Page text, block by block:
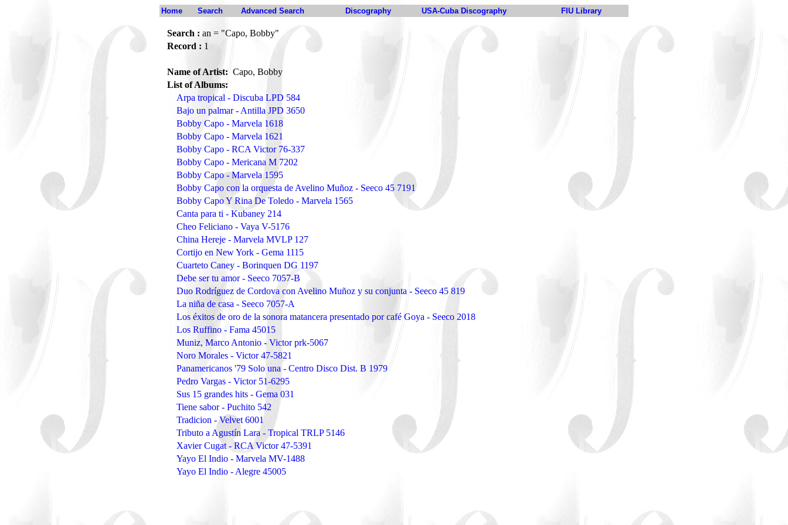
Home Search Advanced Search Discography USA-Cuba Discography FIU Library
Search : an = "Capo, Bobby"
Record : 1
Name of Artist:Capo, Bobby
List of Albums:
Arpa tropical - Discuba LPD 584
Bajo un palmar - Antilla JPD 3650
Bobby Capo - Marvela 1618
Bobby Capo - Marvela 1621
Bobby Capo - RCA Victor 76-337
Bobby Capo - Mericana M 7202
Bobby Capo - Marvela 1595
Bobby Capo con la orquesta de Avelino Muñoz - Seeco 45 7191
Bobby Capo Y Rina De Toledo - Marvela 1565
Canta para ti - Kubaney 214
Cheo Feliciano - Vaya V-5176
China Hereje - Marvela MVLP 127
Cortijo en New York - Gema 1115
Cuarteto Caney - Borinquen DG 1197
Debe ser tu amor - Seeco 7057-B
Duo Rodríguez de Cordova con Avelino Muñoz y su conjunta - Seeco 45 819
La niña de casa - Seeco 7057-A
Los éxitos de oro de la sonora matancera presentado por café Goya - Seeco 2018
Los Ruffino - Fama 45015
Muniz, Marco Antonio - Victor prk-5067
Noro Morales - Victor 47-5821
Panamericanos '79 Solo una - Centro Disco Dist. B 1979
Pedro Vargas - Victor 51-6295
Sus 15 grandes hits - Gema 031
Tiene sabor - Puchito 542
Tradicion - Velvet 6001
Tributo a Agustín Lara - Tropical TRLP 5146
Xavier Cugat - RCA Victor 47-5391
Yayo El Indio - Marvela MV-1488
Yayo El Indio - Alegre 45005